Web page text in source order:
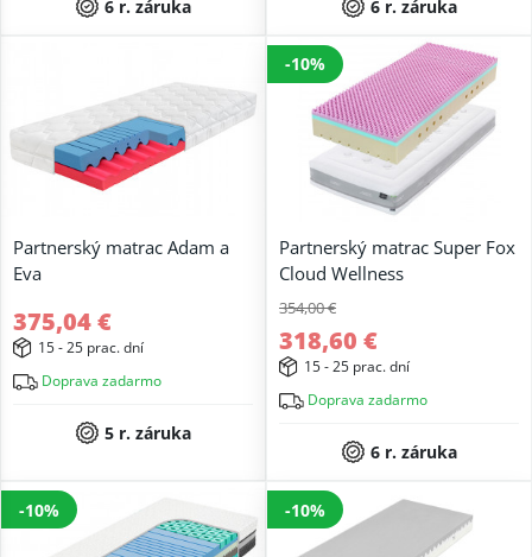
6 r. záruka 6 r. záruka
Partnerský matrac Adam a
Eva
375,04 €
15 - 25 prac. dní
Doprava zadarmo
5 r. záruka
-10%
Partnerský matrac Super Fox
Cloud Wellness
354,00 €
318,60 €
15 - 25 prac. dní
Doprava zadarmo
6 r. záruka
-10% -10%